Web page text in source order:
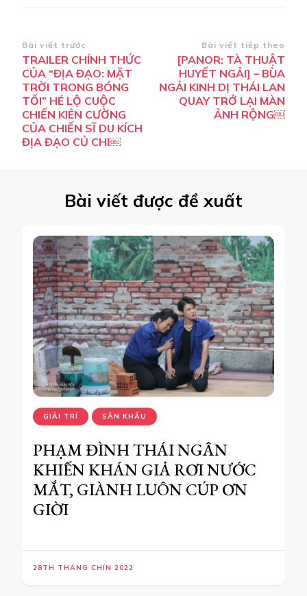
Điều
hướng
bài
viết
Bài viết trước
TRAILER CHÍNH THỨC
CỦA “ĐỊA ĐẠO: MẶT
TRỜI TRONG BÓNG
TỐI” HÉ LỘ CUỘC
CHIẾN KIÊN CƯỜNG
CỦA CHIẾN SĨ DU KÍCH
ĐỊA ĐẠO CỦ CHI￼
Bài viết tiếp theo
[PANOR: TÀ THUẬT
HUYẾT NGẢI] – BÙA
NGẢI KINH DỊ THÁI LAN
QUAY TRỞ LẠI MÀN
ẢNH RỘNG￼
Bài viết được đề xuất
GIẢI TRÍ SÂN KHẤU
PHẠM ĐÌNH THÁI NGÂN
KHIẾN KHÁN GIẢ RƠI NƯỚC
MẮT, GIÀNH LUÔN CÚP ƠN
GIỜI
28TH THÁNG CHÍN 2022